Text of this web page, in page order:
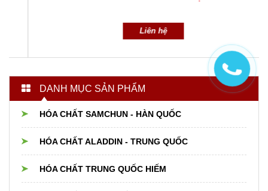
Liên hệ
DANH MỤC SẢN PHẨM
HÓA CHẤT SAMCHUN - HÀN QUỐC
HÓA CHẤT ALADDIN - TRUNG QUỐC
HÓA CHẤT TRUNG QUỐC HIẾM